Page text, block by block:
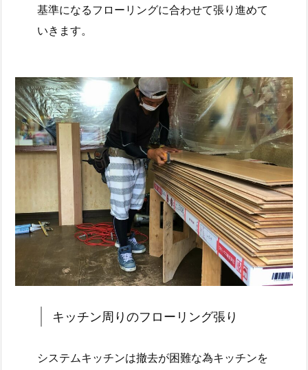
基準になるフローリングに合わせて張り進めて
いきます。
キッチン周りのフローリング張り
システムキッチンは撤去が困難な為キッチンを